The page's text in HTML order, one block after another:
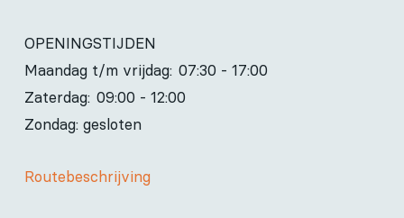
OPENINGSTIJDEN
Maandag t/m vrijdag: 07:30 - 17:00
Zaterdag: 09:00 - 12:00
Zondag: gesloten
Routebeschrijving